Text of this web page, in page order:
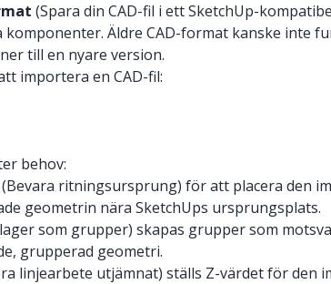
(Spara din CAD-fil i ett SketchUp-
Äldre CAD-format kanske inte
till en nyare version.
importera en CAD-fil:
behov:
(Bevara ritningsursprung) för att placera den
geometrin nära SketchUps ursprungsplats.
som grupper) skapas grupper som
grupperad geometri.
linjearbete utjämnat) ställs Z-värdet för den